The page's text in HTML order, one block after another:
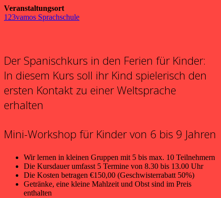
Veranstaltungsort
123vamos Sprachschule
Der Spanischkurs in den Ferien für Kinder:
In diesem Kurs soll ihr Kind spielerisch den
ersten Kontakt zu einer Weltsprache
erhalten
Mini-Workshop für Kinder von 6 bis 9 Jahren
Wir lernen in kleinen Gruppen mit 5 bis max. 10 Teilnehmern
Die Kursdauer umfasst 5 Termine von 8.30 bis 13.00 Uhr
Die Kosten betragen €150,00 (Geschwisterrabatt 50%)
Getränke, eine kleine Mahlzeit und Obst sind im Preis
enthalten